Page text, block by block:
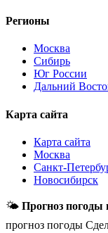
Регионы
Москва
Сибирь
Юг России
Дальний
Карта сайта
Карта сайта
Москва
Санкт-
Новосибирск
🌤 Прогноз погоды
прогноз погоды